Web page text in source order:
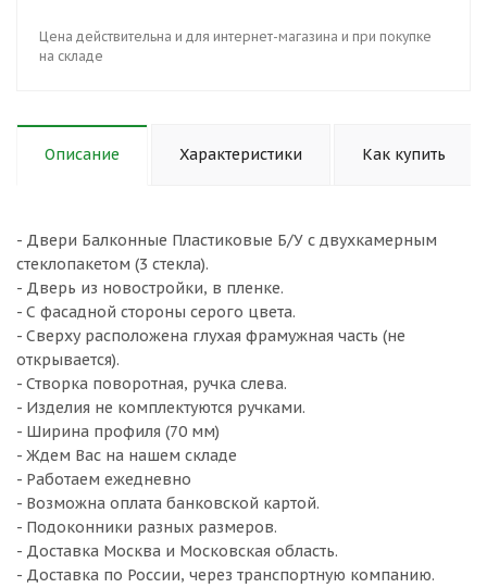
Цена действительна и для интернет-магазина и при покупке
на складе
Описание Характеристики Как купить
- Двери Балконные Пластиковые Б/У с двухкамерным
стеклопакетом (3 стекла).
- Дверь из новостройки, в пленке.
- С фасадной стороны серого цвета.
- Сверху расположена глухая фрамужная часть (не
открывается).
- Створка поворотная, ручка слева.
- Изделия не комплектуются ручками.
- Ширина профиля (70 мм)
- Ждем Вас на нашем складе
- Работаем ежедневно
- Возможна оплата банковской картой.
- Подоконники разных размеров.
- Доставка Москва и Московская область.
- Доставка по России, через транспортную компанию.